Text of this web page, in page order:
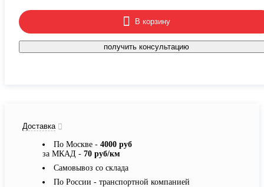
В корзину
получить консультацию
Доставка
По Москве - 4000 руб
за МКАД - 70 руб/км
Самовывоз со склада
По России - транспортной компанией